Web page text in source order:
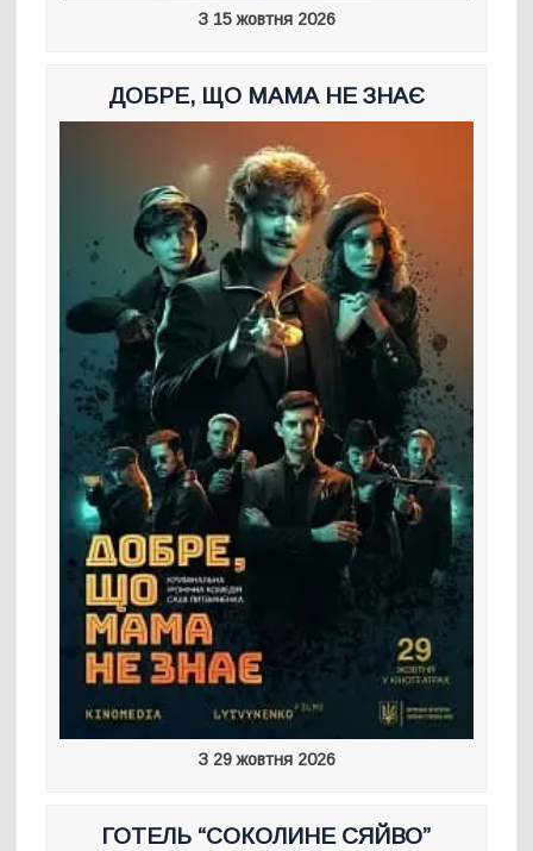
З 15 жовтня 2026
ДОБРЕ, ЩО МАМА НЕ ЗНАЄ
З 29 жовтня 2026
ГОТЕЛЬ “СОКОЛИНЕ СЯЙВО”